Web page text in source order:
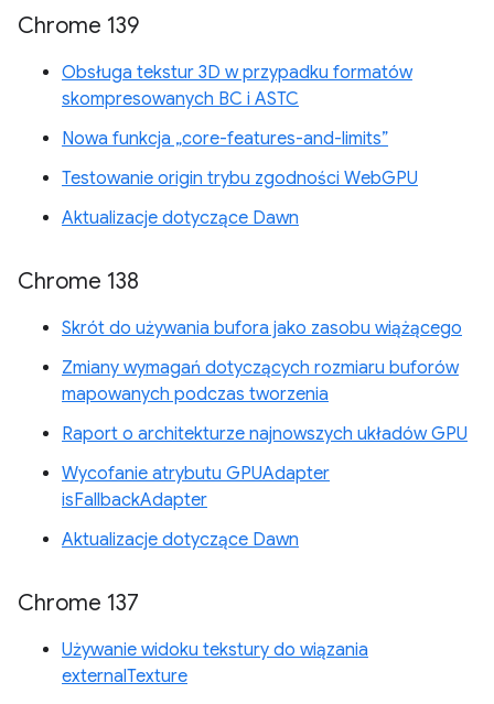
Chrome 139
Obsługa tekstur 3D w przypadku formatów
skompresowanych BC i ASTC
Nowa funkcja „core-features-and-limits”
Testowanie origin trybu zgodności WebGPU
Aktualizacje dotyczące Dawn
Chrome 138
Skrót do używania bufora jako zasobu wiążącego
Zmiany wymagań dotyczących rozmiaru buforów
mapowanych podczas tworzenia
Raport o architekturze najnowszych układów GPU
Wycofanie atrybutu GPUAdapter
isFallbackAdapter
Aktualizacje dotyczące Dawn
Chrome 137
Używanie widoku tekstury do wiązania
externalTexture